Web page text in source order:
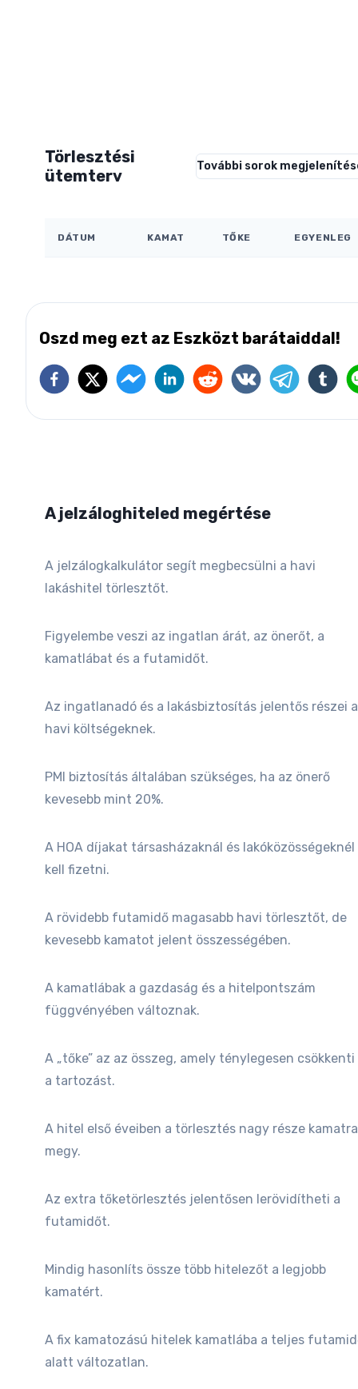
Törlesztési
ütemterv
További sorok
DÁTUM KAMAT TŐKE EGYENLEG
Oszd meg ezt az Eszközt barátaiddal!
A jelzáloghiteled megértése
A jelzálogkalkulátor segít megbecsülni a havi
lakáshitel törlesztőt.
Figyelembe veszi az ingatlan árát, az önerőt, a
kamatlábat és a futamidőt.
Az ingatlanadó és a lakásbiztosítás jelentős részei a
havi költségeknek.
PMI biztosítás általában szükséges, ha az önerő
kevesebb mint 20%.
A HOA díjakat társasházaknál és lakóközösségeknél
kell fizetni.
A rövidebb futamidő magasabb havi törlesztőt, de
kevesebb kamatot jelent összességében.
A kamatlábak a gazdaság és a hitelpontszám
függvényében változnak.
A „tőke” az az összeg, amely ténylegesen csökkenti
a tartozást.
A hitel első éveiben a törlesztés nagy része kamatra
megy.
Az extra tőketörlesztés jelentősen lerövidítheti a
futamidőt.
Mindig hasonlíts össze több hitelezőt a legjobb
kamatért.
A fix kamatozású hitelek kamatlába a teljes
alatt változatlan.